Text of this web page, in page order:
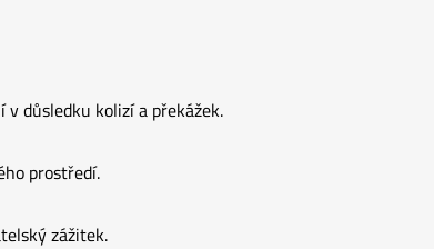
důsledku kolizí a překážek.
prostředí.
zážitek.